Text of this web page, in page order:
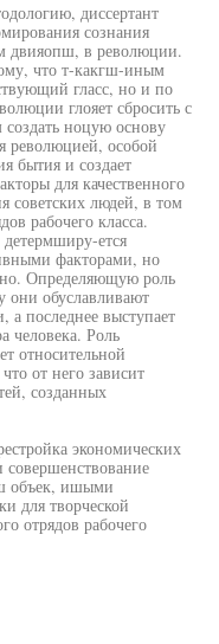
диссертант
сознания
двияопш, в революции.
что т-какгш-иным
гласс, но и по
глояет сбросить с
создать ноцую основу
революцией, особой
бытия и создает
для качественного
советских людей, в том
рабочего класса.
ется
факторами, но
Определяющую роль
они обуславливают
а последнее выступает
человека. Роль
относительной
от него зависит
созданных
экономических
объек, ишыми
для творческой
отрядов рабочего